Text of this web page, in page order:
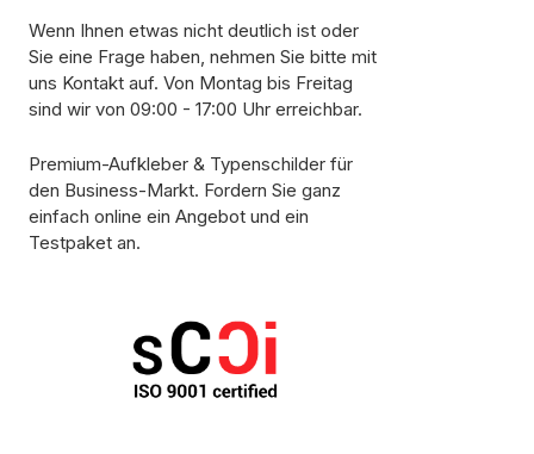
Wenn Ihnen etwas nicht deutlich ist oder
Sie eine Frage haben, nehmen Sie bitte mit
uns Kontakt auf. Von Montag bis Freitag
sind wir von 09:00 - 17:00 Uhr erreichbar.
Premium-Aufkleber & Typenschilder für
den Business-Markt. Fordern Sie ganz
einfach online ein Angebot und ein
Testpaket an.